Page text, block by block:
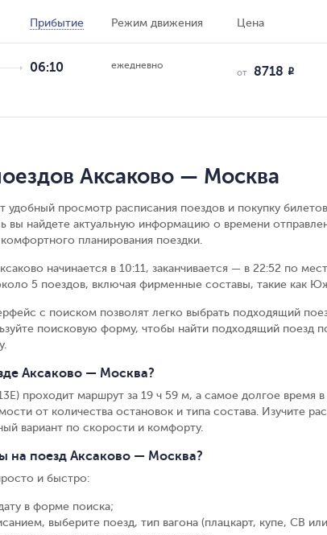
Прибытие Режим движения Цена
06:10 ежедневно
от 8718 R
Аксаково — Москва
удобный просмотр расписания поездов и покупку
вы найдете актуальную информацию о времени
планирования поездки.
начинается в 10:11, заканчивается — в 22:52 по
5 поездов, включая фирменные составы, такие как
с поиском позволят легко выбрать подходящий
поисковую форму, чтобы найти подходящий поезд
Аксаково — Москва?
проходит маршрут за 19 ч 59 м, а самое долгое время
от количества остановок и типа состава. Изучите
вариант по скорости и комфорту.
на поезд Аксаково — Москва?
и быстро:
в форме поиска;
выберите поезд, тип вагона (плацкарт, купе, СВ